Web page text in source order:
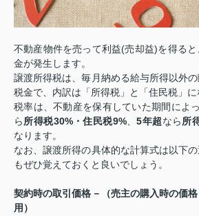
不動産物件を売って利益(売却益)を得る
金が発生します。
譲渡所得税は、毎月納める給与所得以外
税金で、内訳は「所得税」と「住民税」に
税率は、不動産を保有していた期間によ
ら 所得税30%・住民税9%、5年超 なら 所
なります。
なお、譲渡所得の具体的な計算式は以下
もぜひ覚えておくと良いでしょう。
契約時の取引価格－（売主の購入時の価
用）